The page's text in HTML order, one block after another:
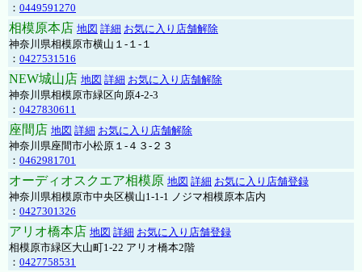
： 0449591270
相模原本店 地図 詳細 お気に入り店舗解除
神奈川県相模原市横山１-１-１
： 0427531516
NEW城山店 地図 詳細 お気に入り店舗解除
神奈川県相模原市緑区向原4-2-3
： 0427830611
座間店 地図 詳細 お気に入り店舗解除
神奈川県座間市小松原１-４３-２３
： 0462981701
オーディオスクエア相模原 地図 詳細 お気に入り店舗登録
神奈川県相模原市中央区横山1-1-1 ノジマ相模原本店内
： 0427301326
アリオ橋本店 地図 詳細 お気に入り店舗登録
相模原市緑区大山町1-22 アリオ橋本2階
： 0427758531